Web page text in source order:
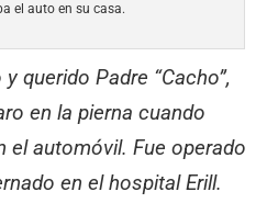
el auto en su casa.
querido Padre “Cacho”,
en la pierna cuando
el automóvil. Fue operado
en el hospital Erill.